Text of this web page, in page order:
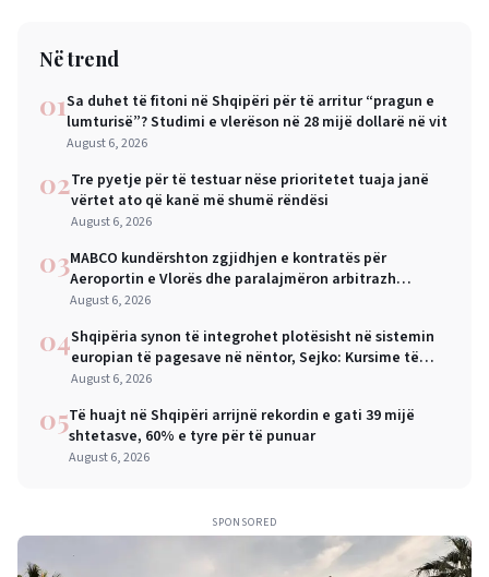
Në trend
01Sa duhet të fitoni në Shqipëri për të arritur “pragun e
lumturisë”? Studimi e vlerëson në 28 mijë dollarë në vit
August 6, 2026
02Tre pyetje për të testuar nëse prioritetet tuaja janë
vërtet ato që kanë më shumë rëndësi
August 6, 2026
03MABCO kundërshton zgjidhjen e kontratës për
Aeroportin e Vlorës dhe paralajmëron arbitrazh
ndërkombëtar
August 6, 2026
04Shqipëria synon të integrohet plotësisht në sistemin
europian të pagesave në nëntor, Sejko: Kursime të
mëdha për qytetarët dhe bizneset
August 6, 2026
05Të huajt në Shqipëri arrijnë rekordin e gati 39 mijë
shtetasve, 60% e tyre për të punuar
August 6, 2026
SPONSORED